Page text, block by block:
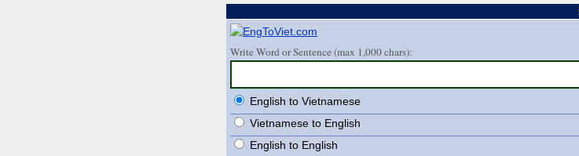
Write Word or Sentence (max 1,000 chars):
English to Vietnamese
Vietnamese to English
English to English